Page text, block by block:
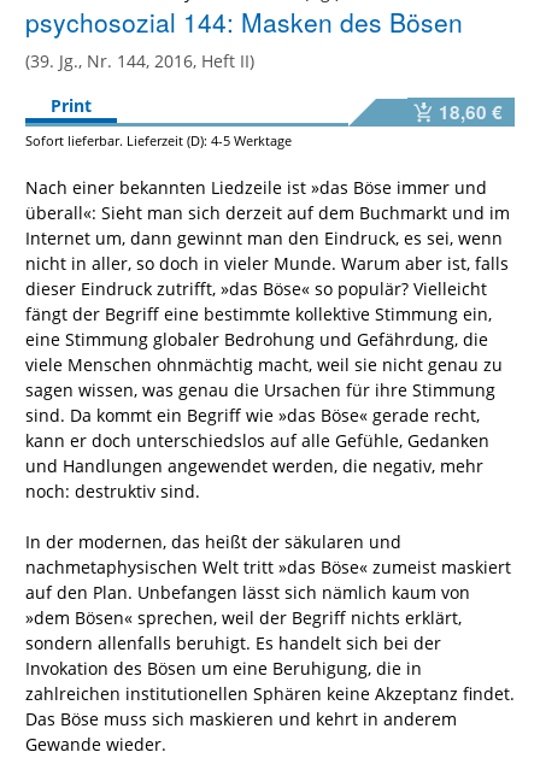
psychosozial 144: Masken des Bösen
(39. Jg., Nr. 144, 2016, Heft II)
Print
18,60 €
Sofort lieferbar. Lieferzeit (D): 4-5 Werktage
Nach einer bekannten Liedzeile ist »das Böse immer und
überall«: Sieht man sich derzeit auf dem Buchmarkt und im
Internet um, dann gewinnt man den Eindruck, es sei, wenn
nicht in aller, so doch in vieler Munde. Warum aber ist, falls
dieser Eindruck zutrifft, »das Böse« so populär? Vielleicht
fängt der Begriff eine bestimmte kollektive Stimmung ein,
eine Stimmung globaler Bedrohung und Gefährdung, die
viele Menschen ohnmächtig macht, weil sie nicht genau zu
sagen wissen, was genau die Ursachen für ihre Stimmung
sind. Da kommt ein Begriff wie »das Böse« gerade recht,
kann er doch unterschiedslos auf alle Gefühle, Gedanken
und Handlungen angewendet werden, die negativ, mehr
noch: destruktiv sind.
In der modernen, das heißt der säkularen und
nachmetaphysischen Welt tritt »das Böse« zumeist maskiert
auf den Plan. Unbefangen lässt sich nämlich kaum von
»dem Bösen« sprechen, weil der Begriff nichts erklärt,
sondern allenfalls beruhigt. Es handelt sich bei der
Invokation des Bösen um eine Beruhigung, die in
zahlreichen institutionellen Sphären keine Akzeptanz findet.
Das Böse muss sich maskieren und kehrt in anderem
Gewande wieder.